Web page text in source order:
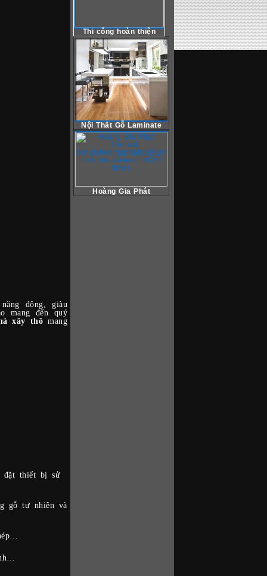
động, giàu
mang đến quý
xây thô mang
đặt thiết bị sử
gỗ tự nhiên và
Thi công hoàn thiện
Nội Thất Gỗ Laminate
Hoàng Gia Phát